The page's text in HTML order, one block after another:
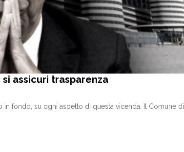
si assicuri trasparenza
in fondo, su ogni aspetto di questa vicenda. Il Comune di